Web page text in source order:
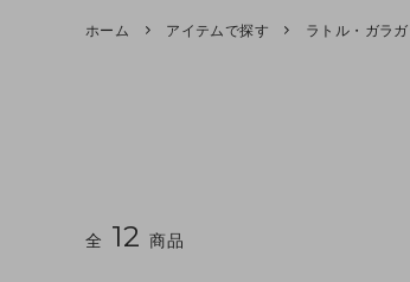
ホーム アイテムで探す ラトル・ガラガ
全 12 商品